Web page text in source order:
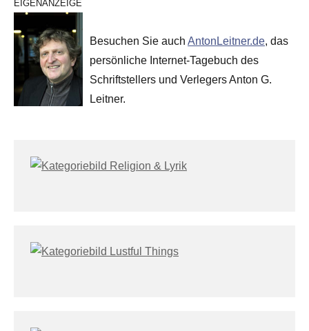
EIGENANZEIGE
Besuchen Sie auch AntonLeitner.de, das
persönliche Internet-Tagebuch des
Schriftstellers und Verlegers Anton G.
Leitner.